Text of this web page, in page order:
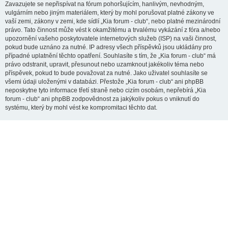
Zavazujete se nepřispívat na fórum pohoršujícím, hanlivým, nevhodným,
vulgárním nebo jiným materiálem, který by mohl porušovat platné zákony ve
vaší zemi, zákony v zemi, kde sídlí „Kia forum - club“, nebo platné mezinárodní
právo. Tato činnost může vést k okamžitému a trvalému vykázání z fóra a/nebo
upozornění vašeho poskytovatele internetových služeb (ISP) na vaši činnost,
pokud bude uznáno za nutné. IP adresy všech příspěvků jsou ukládány pro
případné uplatnění těchto opatření. Souhlasíte s tím, že „Kia forum - club“ má
právo odstranit, upravit, přesunout nebo uzamknout jakékoliv téma nebo
příspěvek, pokud to bude považovat za nutné. Jako uživatel souhlasíte se
všemi údaji uloženými v databázi. Přestože „Kia forum - club“ ani phpBB
neposkytne tyto informace třetí straně nebo cizím osobám, nepřebírá „Kia
forum - club“ ani phpBB zodpovědnost za jakýkoliv pokus o vniknutí do
systému, který by mohl vést ke kompromitaci těchto dat.